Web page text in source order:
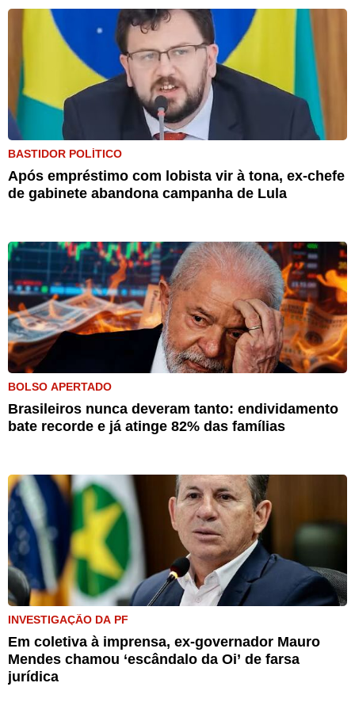
BASTIDOR POLÍTICO
Após empréstimo com lobista vir à tona, ex-chefe
de gabinete abandona campanha de Lula
BOLSO APERTADO
Brasileiros nunca deveram tanto: endividamento
bate recorde e já atinge 82% das famílias
INVESTIGAÇÃO DA PF
Em coletiva à imprensa, ex-governador Mauro
Mendes chamou ‘escândalo da Oi’ de farsa
jurídica